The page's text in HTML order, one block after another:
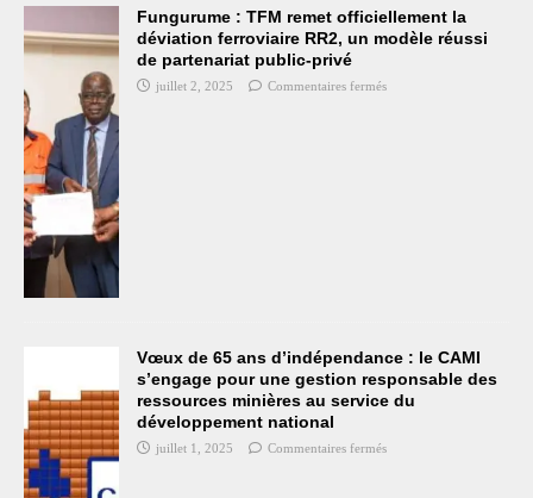
Fungurume : TFM remet officiellement la
déviation ferroviaire RR2, un modèle réussi
de partenariat public-privé
juillet 2, 2025 Commentaires fermés
Vœux de 65 ans d’indépendance : le CAMI
s’engage pour une gestion responsable des
ressources minières au service du
développement national
juillet 1, 2025 Commentaires fermés